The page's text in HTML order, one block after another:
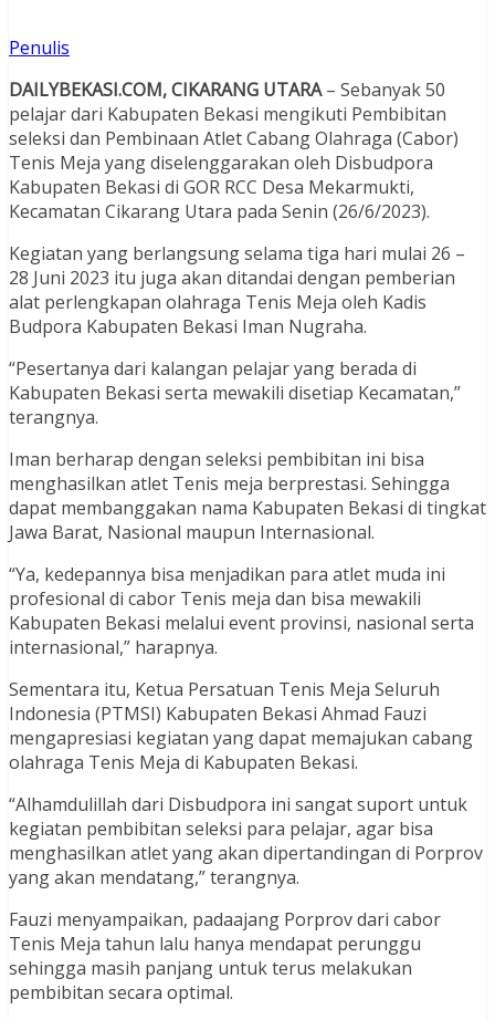
Penulis
DAILYBEKASI.COM, CIKARANG UTARA– Sebanyak 50
pelajar dari Kabupaten Bekasi mengikuti Pembibitan
seleksi dan Pembinaan Atlet Cabang Olahraga (Cabor)
Tenis Meja yang diselenggarakan oleh Disbudpora
Kabupaten Bekasi di GOR RCC Desa Mekarmukti,
Kecamatan Cikarang Utara pada Senin (26/6/2023).
Kegiatan yang berlangsung selama tiga hari mulai 26 –
28 Juni 2023 itu juga akan ditandai dengan pemberian
alat perlengkapan olahraga Tenis Meja oleh Kadis
Budpora Kabupaten Bekasi Iman Nugraha.
“Pesertanya dari kalangan pelajar yang berada di
Kabupaten Bekasi serta mewakili disetiap Kecamatan,”
terangnya.
Iman berharap dengan seleksi pembibitan ini bisa
menghasilkan atlet Tenis meja berprestasi. Sehingga
dapat membanggakan nama Kabupaten Bekasi di tingkat
Jawa Barat, Nasional maupun Internasional.
“Ya, kedepannya bisa menjadikan para atlet muda ini
profesional di cabor Tenis meja dan bisa mewakili
Kabupaten Bekasi melalui event provinsi, nasional serta
internasional,” harapnya.
Sementara itu, Ketua Persatuan Tenis Meja Seluruh
Indonesia (PTMSI) Kabupaten Bekasi Ahmad Fauzi
mengapresiasi kegiatan yang dapat memajukan cabang
olahraga Tenis Meja di Kabupaten Bekasi.
“Alhamdulillah dari Disbudpora ini sangat suport untuk
kegiatan pembibitan seleksi para pelajar, agar bisa
menghasilkan atlet yang akan dipertandingan di Porprov
yang akan mendatang,” terangnya.
Fauzi menyampaikan, padaajang Porprov dari cabor
Tenis Meja tahun lalu hanya mendapat perunggu
sehingga masih panjang untuk terus melakukan
pembibitan secara optimal.